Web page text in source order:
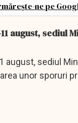
ne pe
august, sediul
august, sediul
unor sporuri